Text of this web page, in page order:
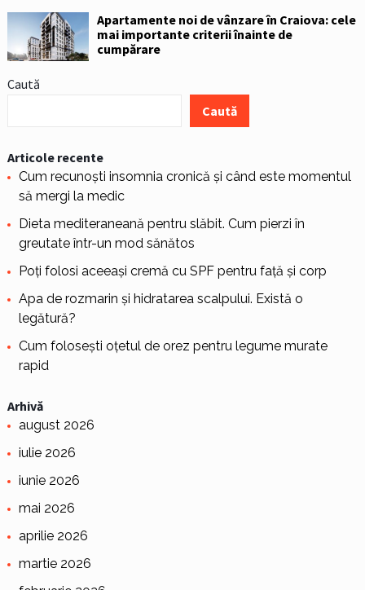
Apartamente noi de vânzare în Craiova: cele
mai importante criterii înainte de
cumpărare
Caută
Caută
Articole recente
Cum recunoști insomnia cronică și când este momentul
să mergi la medic
Dieta mediteraneană pentru slăbit. Cum pierzi în
greutate într-un mod sănătos
Poți folosi aceeași cremă cu SPF pentru față și corp
Apa de rozmarin și hidratarea scalpului. Există o
legătură?
Cum folosești oțetul de orez pentru legume murate
rapid
Arhivă
august 2026
iulie 2026
iunie 2026
mai 2026
aprilie 2026
martie 2026